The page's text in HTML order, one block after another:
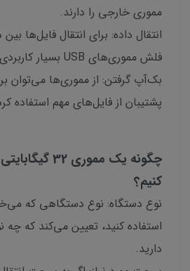
مموری خارجی را دارند.
انتقال داده: برای انتقال فایل‌ها
فلش مموری‌های USB بسیار کاربردی هستند.
بک‌آپ گرفتن: از مموری‌ها می‌توان
پشتیبان از فایل‌های مهم استفاده
چگونه یک
کنیم؟
نوع دستگاه: نوع دستگاهی که
استفاده کنید، تعیین می‌کند که چه
دارید.